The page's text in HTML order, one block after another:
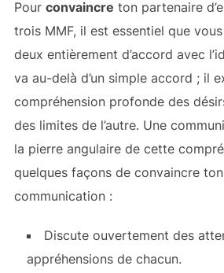
Pour convaincre ton partenaire
trois MMF, il est essentiel que
deux entièrement d’accord avec
va au-delà d’un simple accord ; il
compréhension profonde des
des limites de l’autre. Une
la pierre angulaire de cette
quelques façons de convaincre
communication :
Discute ouvertement des
appréhensions de chacun.